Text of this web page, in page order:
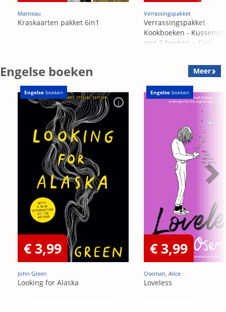
Manteau
Kraskaarten pakket 6in1
Verrassingspakket
Verrassingspakket
Kookboeken -
met 3 boeken + Cadeau
Engelse boeken Meer
Engelse boeken
€ 3,99
John Green
Looking for Alaska
Engelse boeken
€ 3,99
Oseman, Alice
Loveless